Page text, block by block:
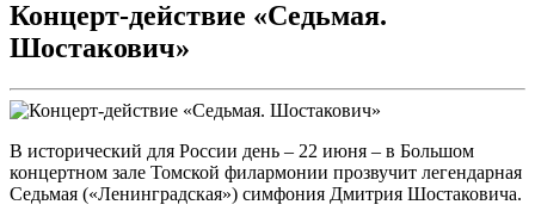
Концерт-действие «Седьмая.
Шостакович»
В исторический для России день – 22 июня – в Большом
концертном зале Томской филармонии прозвучит легендарная
Седьмая («Ленинградская») симфония Дмитрия Шостаковича.